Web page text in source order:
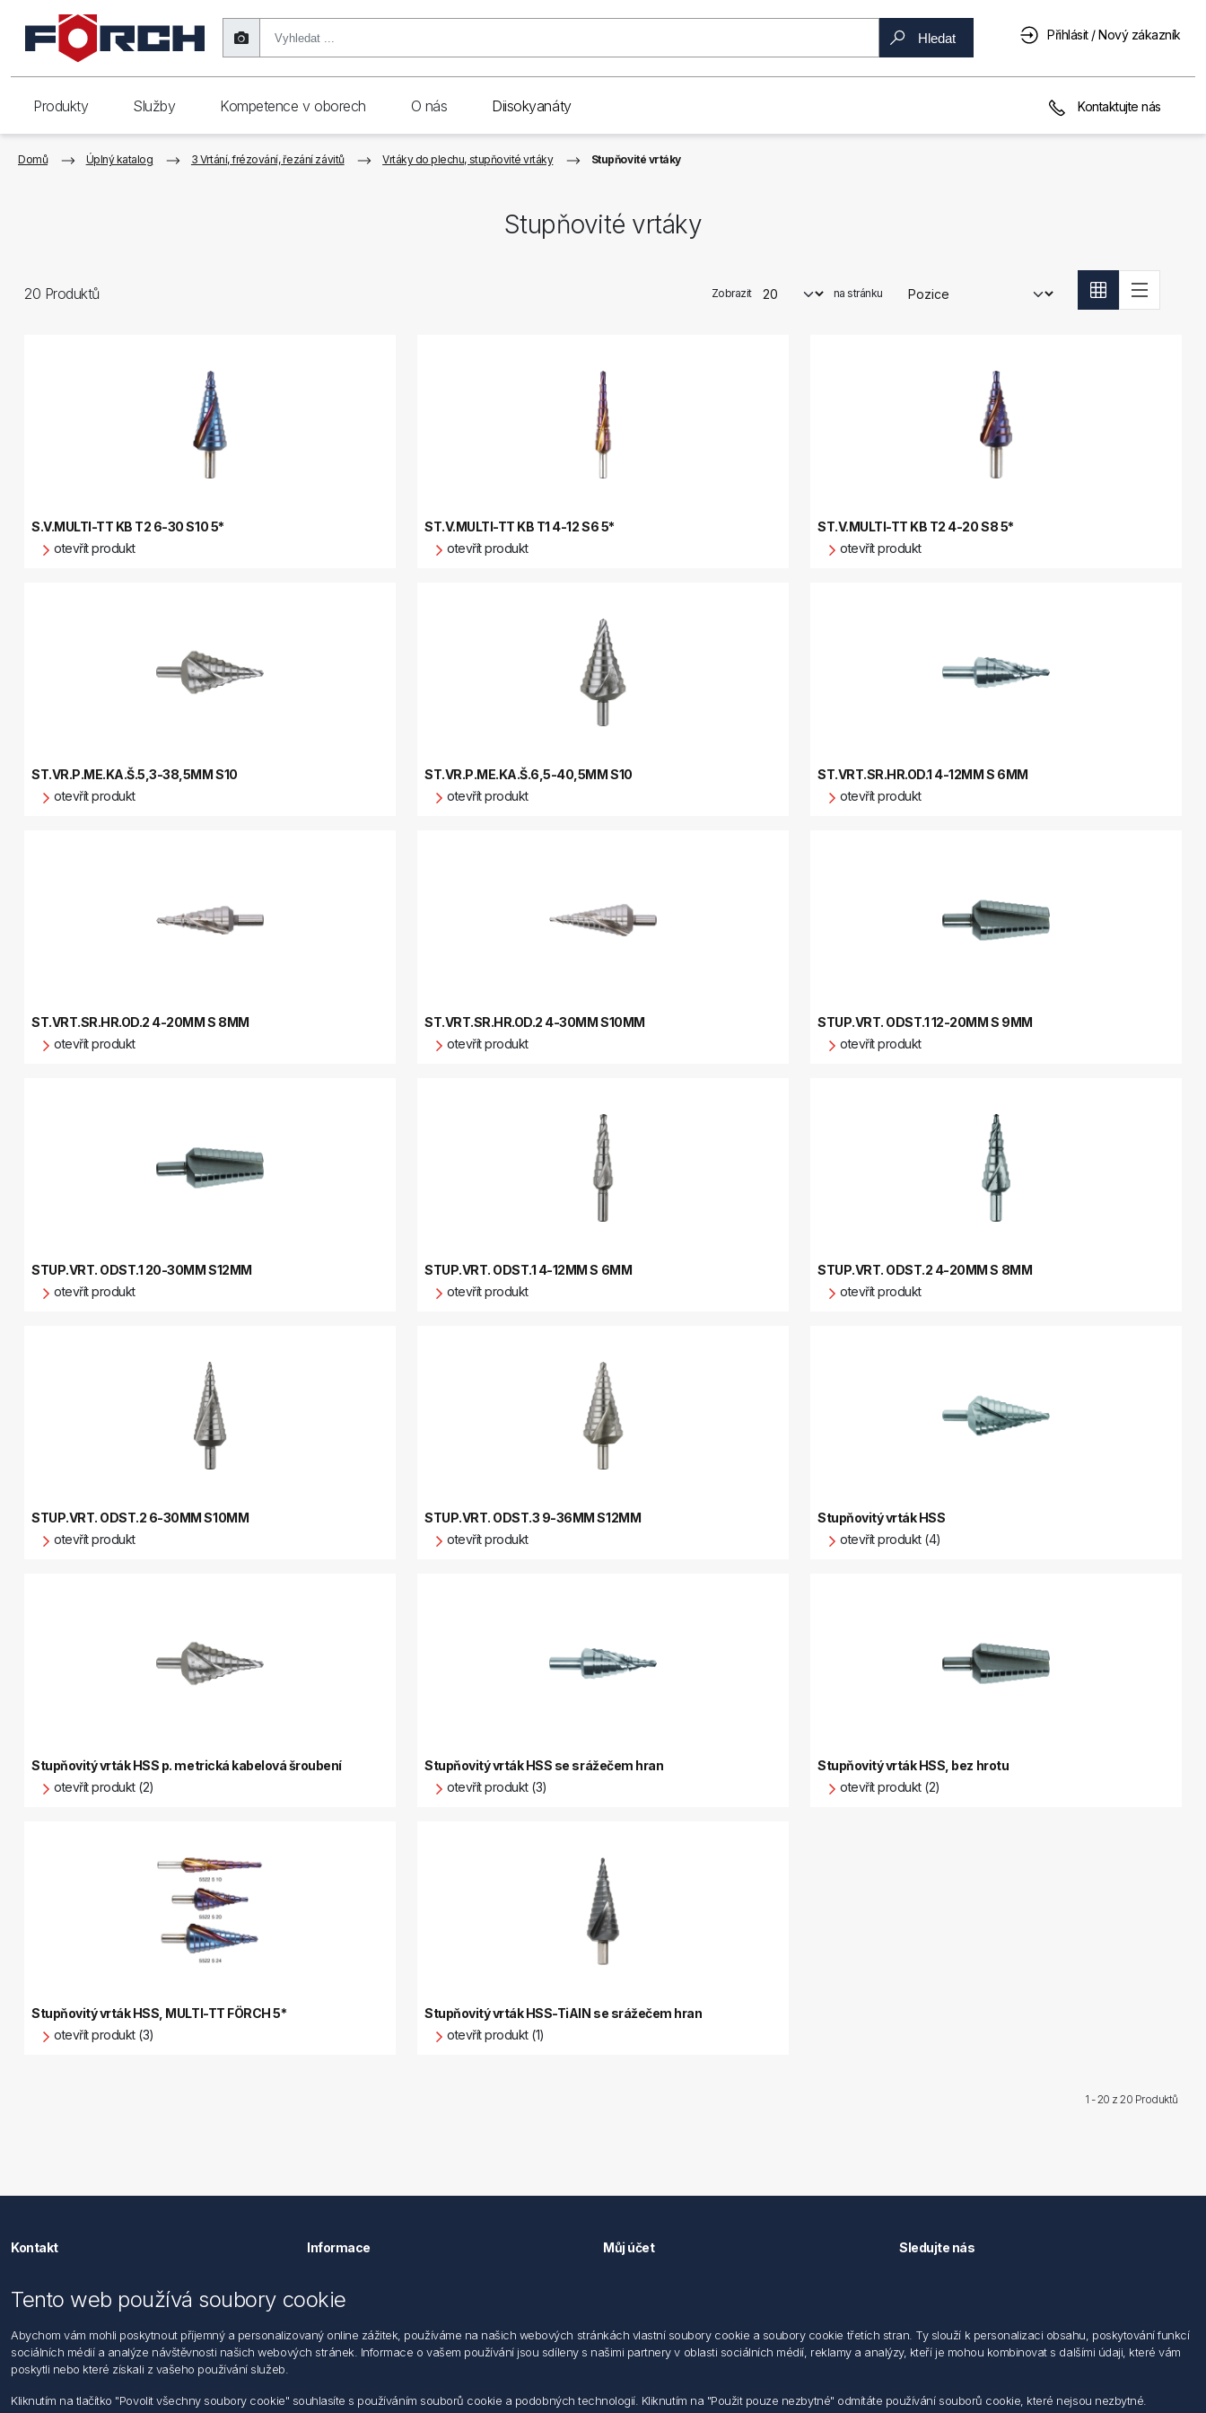
Hledat Přihlásit / Nový zákazník
Produkty Služby Kompetence v oborech O nás Diisokyanáty Kontaktujte nás
Domů Úplný katalog 3 Vrtání, frézování, řezání závitů Vrtáky do plechu, stupňovité vrtáky Stupňovité vrtáky
Stupňovité vrtáky
20 Produktů Zobrazit na stránku
S.V.MULTI-TT KB T2 6-30 S10 5*
otevřít produkt
ST.V.MULTI-TT KB T1 4-12 S6 5*
otevřít produkt
ST.V.MULTI-TT KB T2 4-20 S8 5*
otevřít produkt
ST.VR.P.ME.KA.Š.5,3-38,5MM S10
otevřít produkt
ST.VR.P.ME.KA.Š.6,5-40,5MM S10
otevřít produkt
ST.VRT.SR.HR.OD.1 4-12MM S 6MM
otevřít produkt
ST.VRT.SR.HR.OD.2 4-20MM S 8MM
otevřít produkt
ST.VRT.SR.HR.OD.2 4-30MM S10MM
otevřít produkt
STUP.VRT. ODST.1 12-20MM S 9MM
otevřít produkt
STUP.VRT. ODST.1 20-30MM S12MM
otevřít produkt
STUP.VRT. ODST.1 4-12MM S 6MM
otevřít produkt
STUP.VRT. ODST.2 4-20MM S 8MM
otevřít produkt
STUP.VRT. ODST.2 6-30MM S10MM
otevřít produkt
STUP.VRT. ODST.3 9-36MM S12MM
otevřít produkt
Stupňovitý vrták HSS
otevřít produkt (4)
Stupňovitý vrták HSS p. metrická kabelová šroubení
otevřít produkt (2)
Stupňovitý vrták HSS se srážečem hran
otevřít produkt (3)
Stupňovitý vrták HSS, bez hrotu
otevřít produkt (2)
Stupňovitý vrták HSS, MULTI-TT FÖRCH 5*
otevřít produkt (3)
Stupňovitý vrták HSS-TiAlN se srážečem hran
otevřít produkt (1)
1 - 20 z20 Produktů
Kontakt
Dopravní 1314/1
Po - Pá: 7:30 - 16:00
Tel: +420 271 001 986-9
Informace
Dodržování předpisů
osob
Podmínky zasílání elektronických dokumentu
Informace o nakládaní s elektroodpadem
Můj účet Sledujte nás
Tento web používá soubory cookie
Abychom vám mohli poskytnout příjemný a personalizovaný online zážitek, používáme na našich webových stránkách vlastní soubory cookie a soubory cookie třetích stran. Ty slouží k personalizaci obsahu, poskytování funkcí
sociálních médií a analýze návštěvnosti našich webových stránek. Informace o vašem používání jsou sdíleny s našimi partnery v oblasti sociálních médií, reklamy a analýzy, kteří je mohou kombinovat s dalšími údaji, které vám
poskytli nebo které získali z vašeho používání služeb.
Kliknutím na tlačítko "Povolit všechny soubory cookie" souhlasíte s používáním souborů cookie a podobných technologií. Kliknutím na "Použit pouze nezbytné" odmítáte používání souborů cookie, které nejsou nezbytné.